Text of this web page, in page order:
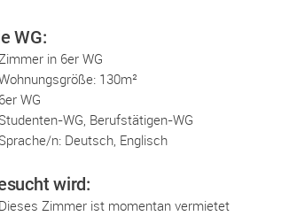
WG:
in 6er WG
130m²
6er WG
WG, Berufstätigen-WG
n: Deutsch, Englisch
wird:
Dieses Zimmer ist momentan vermietet